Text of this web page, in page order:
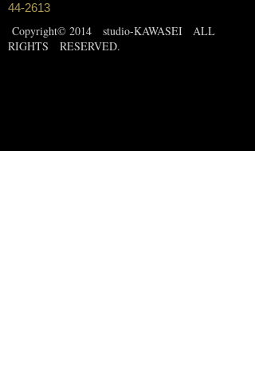
44-2613
Copyright© 2014 studio-KAWASEI ALL
RIGHTS RESERVED.